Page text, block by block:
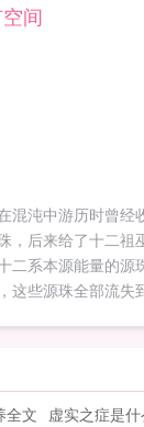
间
混沌中游历时曾经
，后来给了十二祖
二系本源能量的源
这些源珠全部流失
珠，还得到了那个
法，从此走上了不
全文
虚实之症是